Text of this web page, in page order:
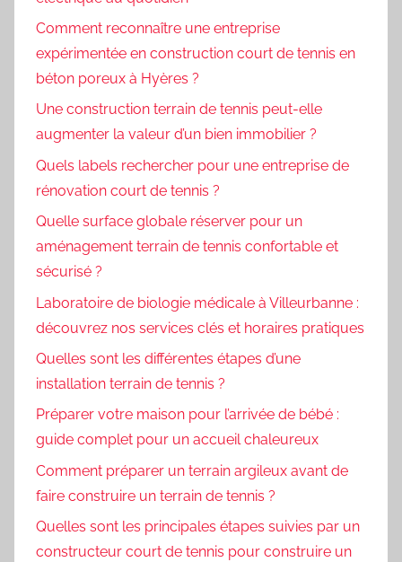
Comment reconnaître une entreprise
expérimentée en construction court de tennis en
béton poreux à Hyères ?
Une construction terrain de tennis peut-elle
augmenter la valeur d’un bien immobilier ?
Quels labels rechercher pour une entreprise de
rénovation court de tennis ?
Quelle surface globale réserver pour un
aménagement terrain de tennis confortable et
sécurisé ?
Laboratoire de biologie médicale à Villeurbanne :
découvrez nos services clés et horaires pratiques
Quelles sont les différentes étapes d’une
installation terrain de tennis ?
Préparer votre maison pour l’arrivée de bébé :
guide complet pour un accueil chaleureux
Comment préparer un terrain argileux avant de
faire construire un terrain de tennis ?
Quelles sont les principales étapes suivies par un
constructeur court de tennis pour construire un